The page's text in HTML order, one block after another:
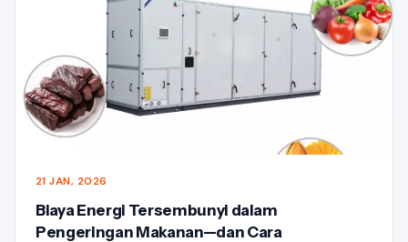
21 JAN, 2026
Biaya Energi Tersembunyi dalam
Pengeringan Makanan—dan Cara